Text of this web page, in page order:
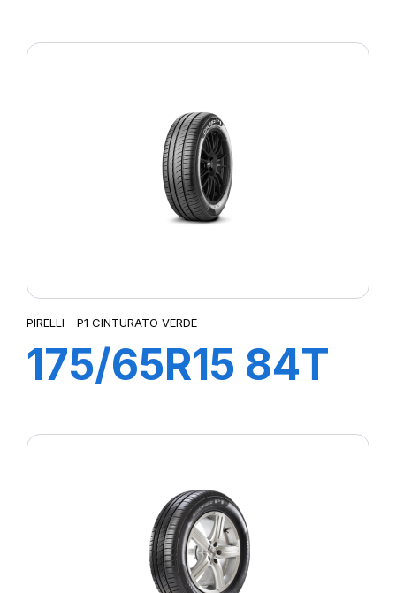
PIRELLI - P1 CINTURATO VERDE
175/65R15 84T